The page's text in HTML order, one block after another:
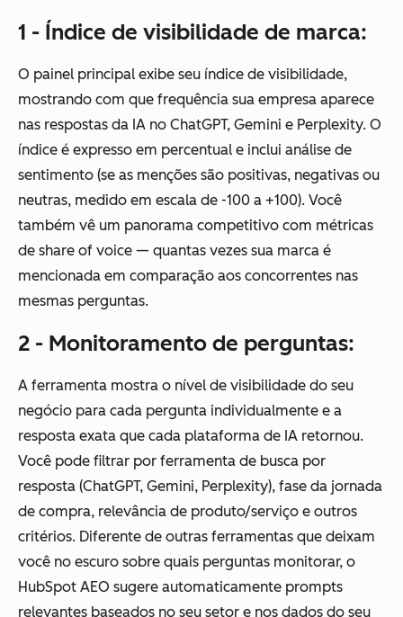
1 - Índice de visibilidade de marca:
O painel principal exibe seu índice de visibilidade,
mostrando com que frequência sua empresa aparece
nas respostas da IA no ChatGPT, Gemini e Perplexity. O
índice é expresso em percentual e inclui análise de
sentimento (se as menções são positivas, negativas ou
neutras, medido em escala de -100 a +100). Você
também vê um panorama competitivo com métricas
de share of voice — quantas vezes sua marca é
mencionada em comparação aos concorrentes nas
mesmas perguntas.
2 - Monitoramento de perguntas:
A ferramenta mostra o nível de visibilidade do seu
negócio para cada pergunta individualmente e a
resposta exata que cada plataforma de IA retornou.
Você pode filtrar por ferramenta de busca por
resposta (ChatGPT, Gemini, Perplexity), fase da jornada
de compra, relevância de produto/serviço e outros
critérios. Diferente de outras ferramentas que deixam
você no escuro sobre quais perguntas monitorar, o
HubSpot AEO sugere automaticamente prompts
relevantes baseados no seu setor e nos dados do seu